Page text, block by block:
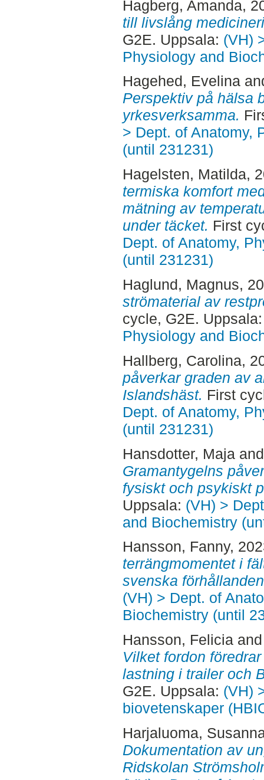
Hagberg, Amanda,
till livslång
G2E. Uppsala: (VH)
Physiology and
Hagehed, Evelina
Perspektiv på hälsa
yrkesverksamma.
> Dept. of Anatomy,
(until 231231)
Hagelsten, Matilda,
termiska komfort
mätning av
under täcket. First
Dept. of Anatomy,
(until 231231)
Haglund, Magnus,
strömaterial av
cycle, G2E.
Physiology and
Hallberg, Carolina,
påverkar graden av
Islandshäst. First
Dept. of Anatomy,
(until 231231)
Hansdotter, Maja
Gramantygelns
fysiskt och psykiskt
Uppsala: (VH) >
and Biochemistry
Hansson, Fanny,
terrängmomentet i
svenska
(VH) > Dept. of
Biochemistry (until
Hansson, Felicia
Vilket fordon
lastning i trailer och
G2E. Uppsala: (VH)
biovetenskaper
Harjaluoma,
Dokumentation av
Ridskolan